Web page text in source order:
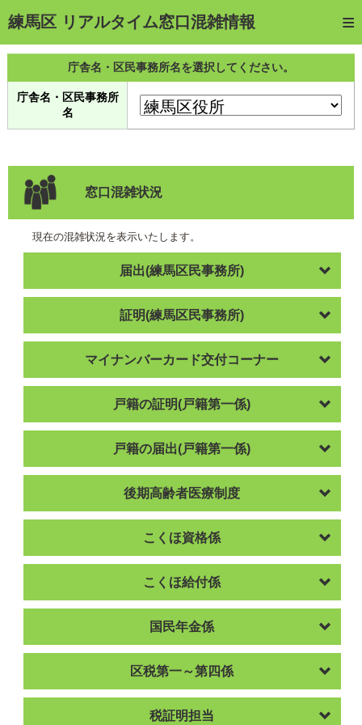
練馬区 リアルタイム窓口混雑情報
トップページ
ご利用方法
web予約
予約確認・キャンセル
待ち状況確認
交付状況確認
メール通知登録
混雑予想カレンダー
庁舎名・区民事務所名を選択してください。
庁舎名・区民事務所
名
窓口混雑状況
現在の混雑状況を表示いたします。
届出(練馬区民事務所)
証明(練馬区民事務所)
マイナンバーカード交付コーナー
戸籍の証明(戸籍第一係)
戸籍の届出(戸籍第一係)
後期高齢者医療制度
こくほ資格係
こくほ給付係
国民年金係
区税第一～第四係
税証明担当